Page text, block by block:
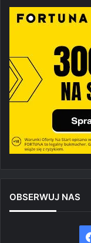
OBSERWUJ NAS